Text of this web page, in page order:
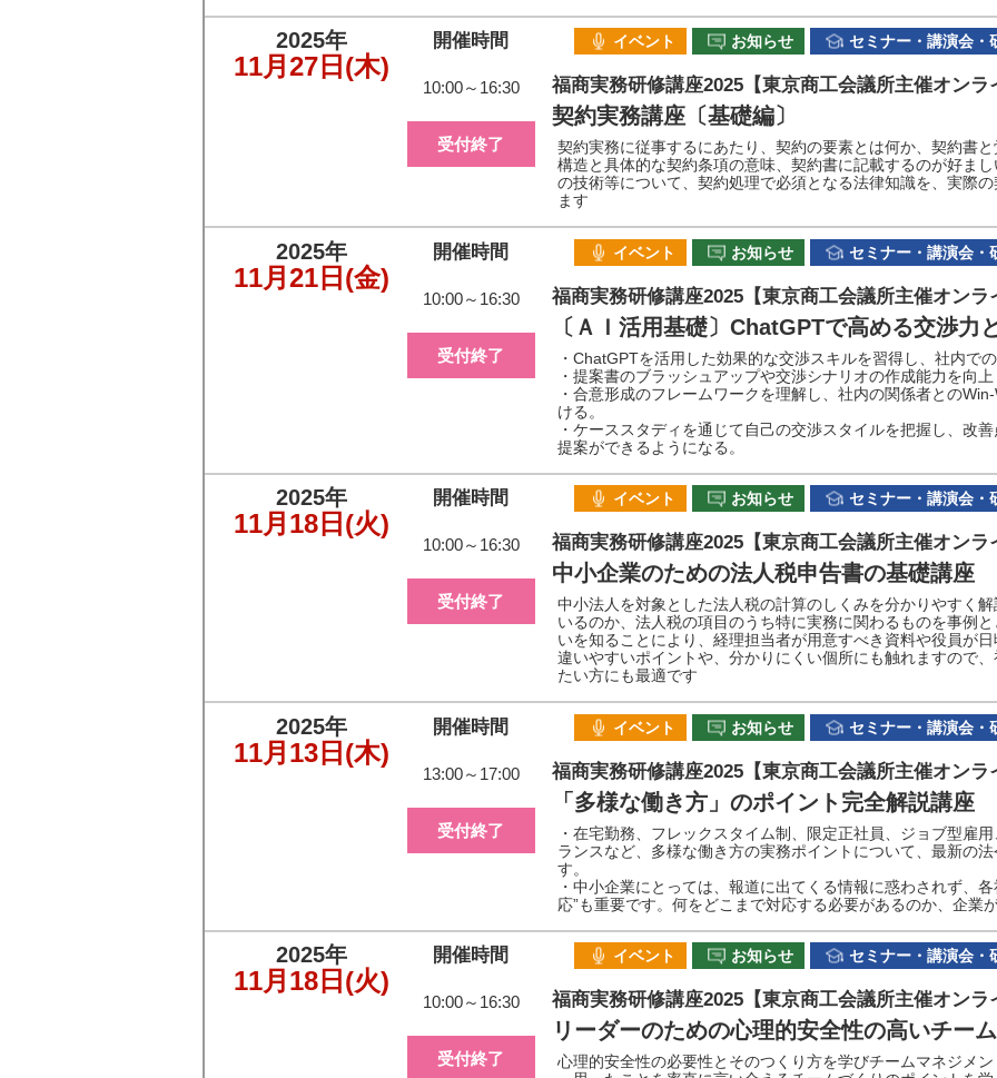
2025年
11月27日 (木)
開催時間
10:00～16:30
受付終了
イベント お知らせ セミナー・講演会・
福商実務研修講座2025【東京商工会議所主催オンラ
契約実務講座〔基礎編〕
契約実務に従事するにあたり、契約の要素とは何か、契約書
構造と具体的な契約条項の意味、契約書に記載するのが好ま
の技術等について、契約処理で必須となる法律知識を、実際
ます
2025年
11月21日 (金)
開催時間
10:00～16:30
受付終了
イベント お知らせ セミナー・講演会・
福商実務研修講座2025【東京商工会議所主催オンラ
〔ＡＩ活用基礎〕ChatGPTで高める交渉力
・ChatGPTを活用した効果的な交渉スキルを習得し、社内で
・提案書のブラッシュアップや交渉シナリオの作成能力を向
・合意形成のフレームワークを理解し、社内の関係者との
ける。
・ケーススタディを通じて自己の交渉スタイルを把握し、改
提案ができるようになる。
2025年
11月18日 (火)
開催時間
10:00～16:30
受付終了
イベント お知らせ セミナー・講演会・
福商実務研修講座2025【東京商工会議所主催オンラ
中小企業のための法人税申告書の基礎講座
中小法人を対象とした法人税の計算のしくみを分かりやすく
いるのか、法人税の項目のうち特に実務に関わるものを事例
いを知ることにより、経理担当者が用意すべき資料や役員が
違いやすいポイントや、分かりにくい個所にも触れますので
たい方にも最適です
2025年
11月13日 (木)
開催時間
13:00～17:00
受付終了
イベント お知らせ セミナー・講演会・
福商実務研修講座2025【東京商工会議所主催オンラ
「多様な働き方」のポイント完全解説講座
・在宅勤務、フレックスタイム制、限定正社員、ジョブ型雇
ランスなど、多様な働き方の実務ポイントについて、最新の
す。
・中小企業にとっては、報道に出てくる情報に惑わされず、
応”も重要です。何をどこまで対応する必要があるのか、企業
2025年
11月18日 (火)
開催時間
10:00～16:30
受付終了
イベント お知らせ セミナー・講演会・
福商実務研修講座2025【東京商工会議所主催オンラ
リーダーのための心理的安全性の高いチー
心理的安全性の必要性とそのつくり方を学びチームマネジメ